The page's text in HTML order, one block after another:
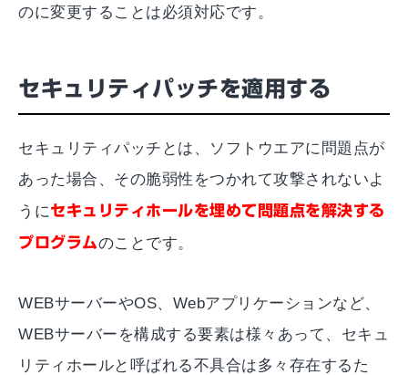
のに変更することは必須対応です。
セキュリティパッチを適用する
セキュリティパッチとは、ソフトウエアに問題点が
あった場合、その脆弱性をつかれて攻撃されないよ
うにセキュリティホールを埋めて問題点を解決する
プログラムのことです。
WEBサーバーやOS、Webアプリケーションなど、
WEBサーバーを構成する要素は様々あって、セキュ
リティホールと呼ばれる不具合は多々存在するた